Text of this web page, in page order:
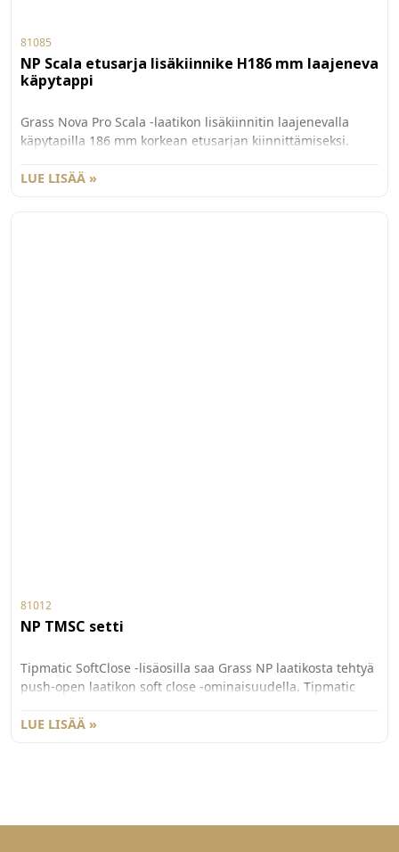
81085
NP Scala etusarja lisäkiinnike H186 mm laajeneva
käpytappi
Grass Nova Pro Scala -laatikon lisäkiinnitin laajenevalla
käpytapilla 186 mm korkean etusarjan kiinnittämiseksi.
Myydään kappaleittain. 100 kpl/ltk.
LUE LISÄÄ »
81012
NP TMSC setti
Tipmatic SoftClose -lisäosilla saa Grass NP laatikosta tehtyä
push-open laatikon soft close -ominaisuudella. Tipmatic
käytöstä. Ponnahdusvoimaa voi säätää kolmelle eri
LUE LISÄÄ »